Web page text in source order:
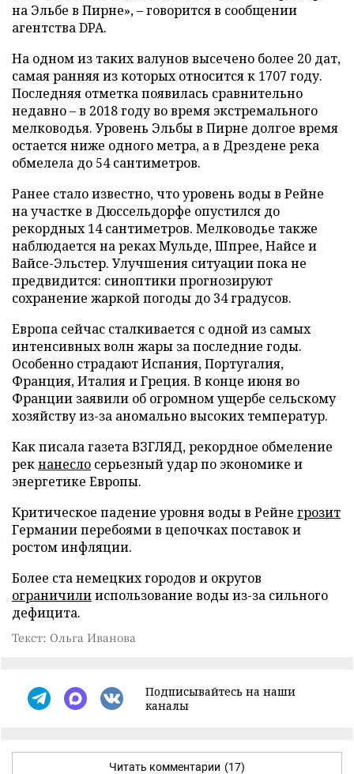
на Эльбе в Пирне», – говорится в сообщении
агентства DPA.
На одном из таких валунов высечено более 20 дат,
самая ранняя из которых относится к 1707 году.
Последняя отметка появилась сравнительно
недавно – в 2018 году во время экстремального
мелководья. Уровень Эльбы в Пирне долгое время
остается ниже одного метра, а в Дрездене река
обмелела до 54 сантиметров.
Ранее стало известно, что уровень воды в Рейне
на участке в Дюссельдорфе опустился до
рекордных 14 сантиметров. Мелководье также
наблюдается на реках Мульде, Шпрее, Найсе и
Вайсе-Эльстер. Улучшения ситуации пока не
предвидится: синоптики прогнозируют
сохранение жаркой погоды до 34 градусов.
Европа сейчас сталкивается с одной из самых
интенсивных волн жары за последние годы.
Особенно страдают Испания, Португалия,
Франция, Италия и Греция. В конце июня во
Франции заявили об огромном ущербе сельскому
хозяйству из-за аномально высоких температур.
Как писала газета ВЗГЛЯД, рекордное обмеление
рекнанесло серьезный удар по экономике и
энергетике Европы.
Критическое падение уровня воды в Рейне грозит
Германии перебоями в цепочках поставок и
ростом инфляции.
Более ста немецких городов и округов
ограничилииспользование воды из-за сильного
дефицита.
Текст: Ольга Иванова
Подписывайтесь на наши
каналы
Читать комментарии (17)